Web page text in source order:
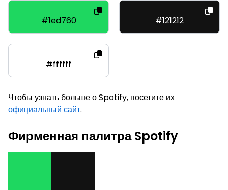
#1ed760 #121212
#ffffff
Чтобы узнать больше о Spotify, посетите их
официальный сайт.
Фирменная палитра Spotify